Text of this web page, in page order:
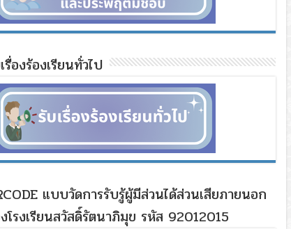
รื่องร้องเรียนทั่วไป
แบบวัดการรับรู้ผู้มีส่วนได้ส่วนเสียภายนอก
โรงเรียนสวัสดิ์รัตนาภิมุข รหัส 92012015